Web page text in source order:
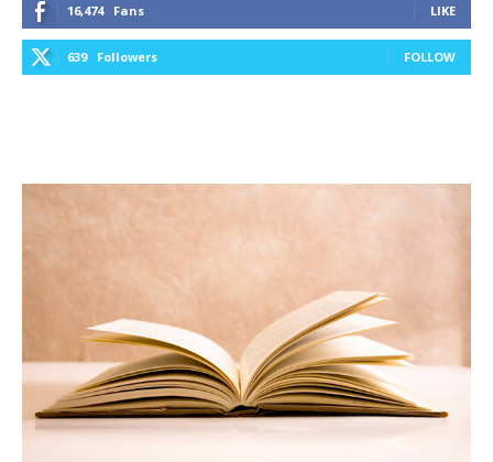
16,474 Fans LIKE
639 Followers FOLLOW